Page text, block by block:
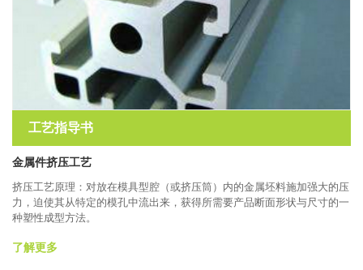
工艺指导书
金属件挤压工艺
挤压工艺原理：对放在模具型腔（或挤压筒）内的金属坯料施加强大的压
力，迫使其从特定的模孔中流出来，获得所需要产品断面形状与尺寸的一
种塑性成型方法。
了解更多